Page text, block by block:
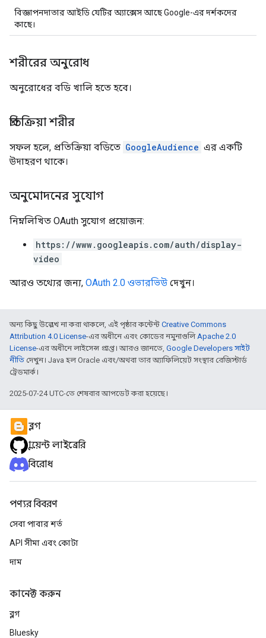
বিজ্ঞাপনদাতার আইডি যেটির অ্যাক্সেস আছে Google-এর দর্শকদের
কাছে।
শরীরের অনুরোধ
অনুরোধের বডি খালি হতে হবে।
প্রতিক্রিয়া শরীর
সফল হলে, প্রতিক্রিয়া বডিতে GoogleAudience এর একটি
উদাহরণ থাকে।
অনুমোদনের সুযোগ
নিম্নলিখিত OAuth সুযোগ প্রয়োজন:
https://www.googleapis.com/auth/display-
video
আরও তথ্যের জন্য, OAuth 2.0 ওভারভিউ দেখুন।
অন্য কিছু উল্লেখ না করা থাকলে, এই পৃষ্ঠার কন্টেন্ট Creative Commons
Attribution 4.0 License-এর অধীনে এবং কোডের নমুনাগুলিApache 2.0
License-এর অধীনে লাইসেন্স প্রাপ্ত। আরও জানতে, Google Developers সাইট
নীতি দেখুন। Java হল Oracle এবং/অথবা তার অ্যাফিলিয়েট সংস্থার রেজিস্টার্ড
ট্রেডমার্ক।
2025-07-24 UTC-তে শেষবার আপডেট করা হয়েছে।
ব্লগ
ক্লায়েন্ট লাইব্রেরি
বিরোধ
পণ্যর বিবরণ
সেবা পাবার শর্ত
API সীমা এবং কোটা
দাম
কানেক্ট করুন
ব্লগ
Bluesky